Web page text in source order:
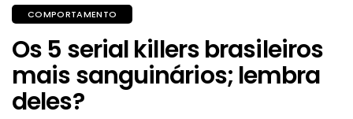
COMPORTAMENTO
Os 5 serial killers brasileiros
mais sanguinários; lembra
deles?